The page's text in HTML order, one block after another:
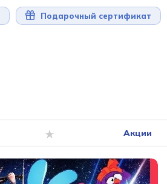
Подарочный сертификат
Акции